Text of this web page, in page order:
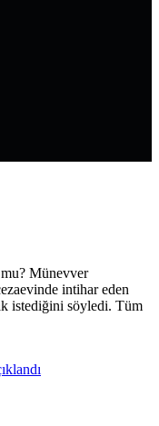
Münevver
intihar eden
istediğini söyledi. Tüm